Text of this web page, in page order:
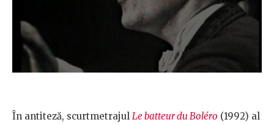
În antiteză, scurtmetrajul Le batteur du Boléro (1992) al